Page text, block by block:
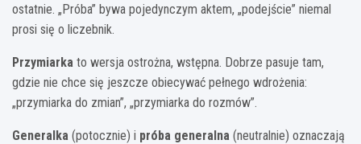
ostatnie. „Próba” bywa pojedynczym aktem, „podejście” niemal
prosi się o liczebnik.
Przymiarka to wersja ostrożna, wstępna. Dobrze pasuje tam,
gdzie nie chce się jeszcze obiecywać pełnego wdrożenia:
„przymiarka do zmian”, „przymiarka do rozmów”.
Generalka (potocznie) i próba generalna (neutralnie) oznaczają